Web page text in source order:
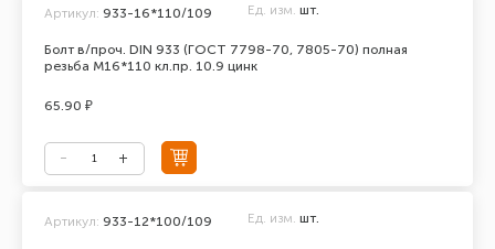
Болт в/проч. DIN 933 (ГОСТ 7798-70, 7805-70) полная
резьба М16*110 кл.пр. 10.9 цинк
Артикул: 933-16*110/109 Ед. изм. шт.
65.90 ₽
Артикул: 933-12*100/109 Ед. изм. шт.